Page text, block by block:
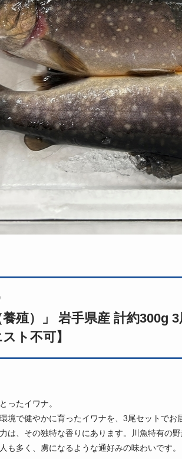
養殖）」 岩手県産 計約300g
ト不可】
ったイワナ。
境で健やかに育ったイワナを、3尾セットでお
は、その独特な香りにあります。川魚特有の
も多く、虜になるような通好みの味わいです。